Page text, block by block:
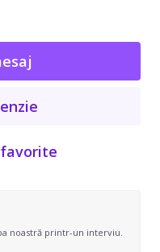
noastră printr-un interviu.